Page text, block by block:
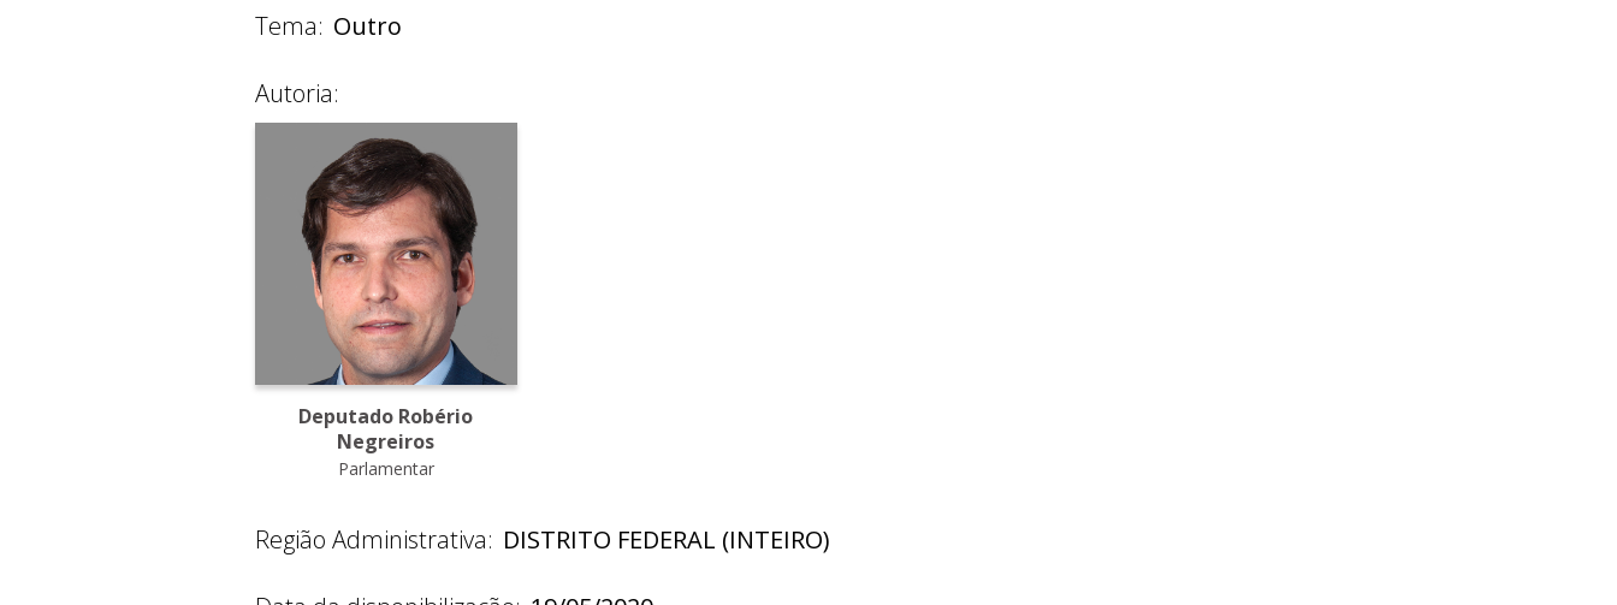
Tema: Outro
Autoria:
Deputado Robério
Negreiros
Parlamentar
Região Administrativa: DISTRITO FEDERAL (INTEIRO)